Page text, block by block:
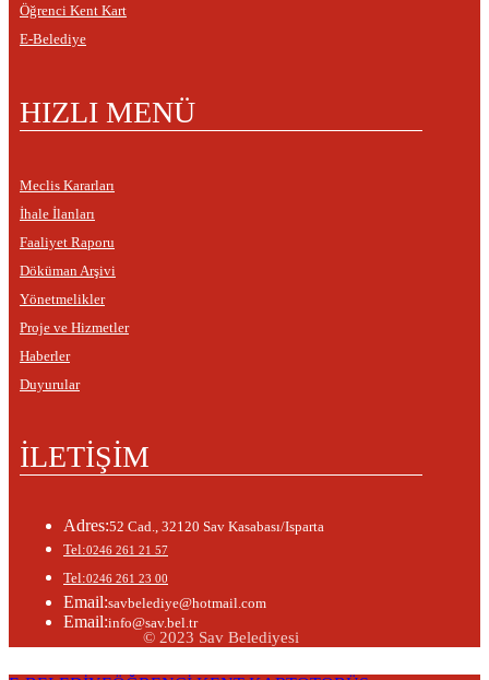
Öğrenci Kent Kart
E-Belediye
HIZLI MENÜ
Meclis Kararları
İhale İlanları
Faaliyet Raporu
Döküman Arşivi
Yönetmelikler
Proje ve Hizmetler
Haberler
Duyurular
İLETİŞİM
Adres:52 Cad., 32120 Sav Kasabası/Isparta
Tel:0246 261 21 57
Tel:0246 261 23 00
Email:savbelediye@hotmail.com
Email:info@sav.bel.tr
© 2023 Sav Belediyesi